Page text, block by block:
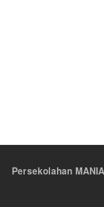
Persekolahan